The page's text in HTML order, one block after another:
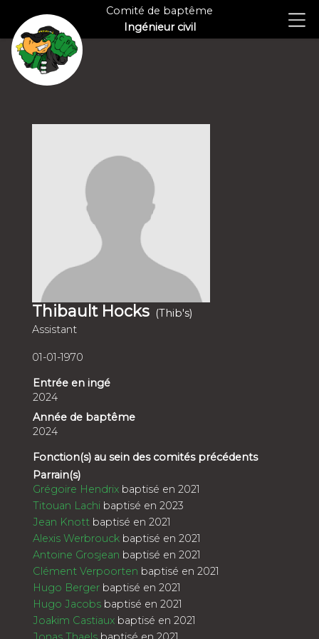
Comité de baptême
Ingénieur civil
Thibault Hocks (Thib's)
Assistant
01-01-1970
Entrée en ingé
2024
Année de baptême
2024
Fonction(s) au sein des comités précédents
Parrain(s)
Grégoire Hendrix baptisé en 2021
Titouan Lachi baptisé en 2023
Jean Knott baptisé en 2021
Alexis Werbrouck baptisé en 2021
Antoine Grosjean baptisé en 2021
Clément Verpoorten baptisé en 2021
Hugo Berger baptisé en 2021
Hugo Jacobs baptisé en 2021
Joakim Castiaux baptisé en 2021